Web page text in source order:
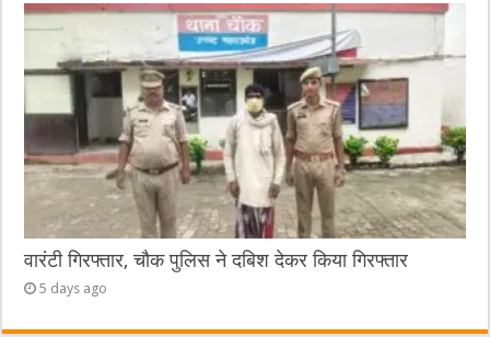
वारंटी गिरफ्तार, चौक पुलिस ने दबिश देकर किया गिरफ्तार
5 days ago